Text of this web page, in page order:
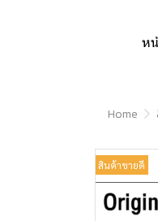
ห
Home
สินค้าขายดี